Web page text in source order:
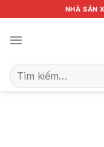
qua
nội
NHÀ SẢN
Tìm
kiếm: